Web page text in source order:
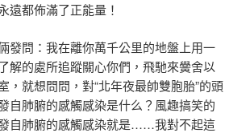
遠都佈滿了正能量！
發問：我在離你萬千公里的地盤上用一
解的處所追蹤關心你們，飛馳來黌舍以
，就想問問，對“北年夜最帥雙胞胎”的頭
自肺腑的感觸感染是什么？風趣搞笑的
自肺腑的感觸感染就是……我對不起這